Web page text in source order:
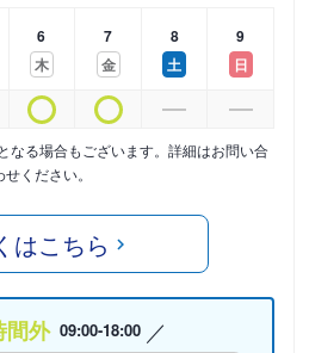
6
木
7
金
8
土
9
日
なる場合もございます。詳細はお問い合
せください。
はこちら
間外 09:00-18:00